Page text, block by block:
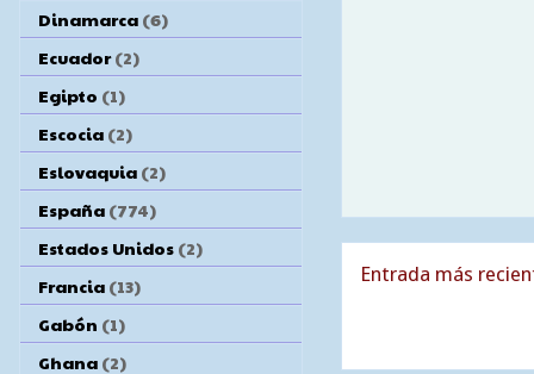
Entrada más
Dinamarca (6)
Ecuador (2)
Egipto (1)
Escocia (2)
Eslovaquia (2)
España (774)
Estados Unidos (2)
Francia (13)
Gabón (1)
Ghana (2)